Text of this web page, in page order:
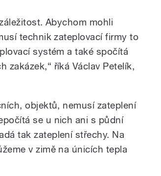
Abychom mohli
technik zateplovací firmy to
systém a také spočítá
zakázek,“ říká Václav Petelík,
objektů, nemusí zateplení
se u nich ani s půdní
tak zateplení střechy. Na
v zimě na únicích tepla